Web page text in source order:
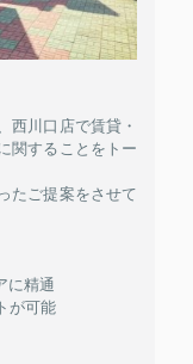
西川口店で賃貸・
関することをトー
たご提案をさせて
に精通
が可能